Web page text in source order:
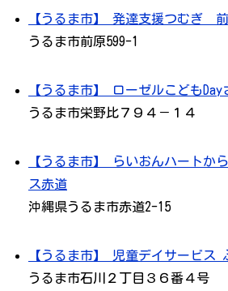
【うるま市】 発達支援つむぎ
うるま市前原599-1
【うるま市】 ローゼルこども
うるま市栄野比７９４－１４
【うるま市】 らいおんハートか
ス赤道
沖縄県うるま市赤道2-15
【うるま市】 児童デイサービス
うるま市石川２丁目３６番４号